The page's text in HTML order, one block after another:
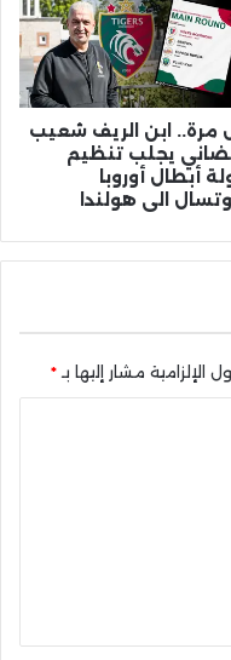
مرة.. ابن الريف شعيب
يجلب تنظيم
أبطال أوروبا
الى هولندا
الإلزامية مشار إليها بـ*